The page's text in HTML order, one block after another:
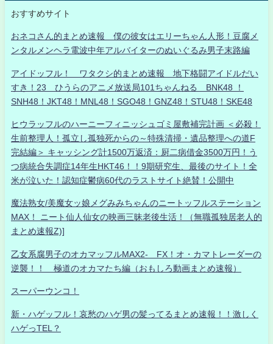
おすすめサイト
おネコさん的まとめ速報 僕の彼女はエリーちゃん人形！豆腐メ
ンタルメンヘラ電波中年アルバイターのぬいぐるみ男子末路編
アイドッフル！ ワタクシ的まとめ速報 地下格闘アイドルだい
すき！23 ひうらのアニメ放送局101ちゃんねる BNK48 ！
SNH48！JKT48！MNL48！SGO48！GNZ48！STU48！SKE48
ヒウラッフルのハーニーフィニッシュゴミ屋敷補完計画 ＜必殺！
生前整理人！孤立し孤独死からの～特殊清掃・遺品整理への道F
完結編＞ キャッシング計1500万返済：厨二病借金3500万円！う
つ病統合失調症14年生HKT46！！9期研究生、最後のサイト！全
米が泣いた！認知症鬱病60代のラストサイト絶賛！公開中
魔法熟女/美魔女ッ娘メグみみちゃんのニートッフルステーション
MAX！ ニート仙人仙女の映画三昧老後生活！（無職孤独居老人的
まとめ速報Z)]
乙女系腐男子のオカマッフルMAX2- FX！オ・カマトレーダーの
逆襲！！ 極道のオカマたち編（おもしろ動画まとめ速報）
スーパーウンコ！
新・ハゲッフル！哀愁のハゲ男の髪ってるまとめ速報！！激しく
ハゲっTEL？